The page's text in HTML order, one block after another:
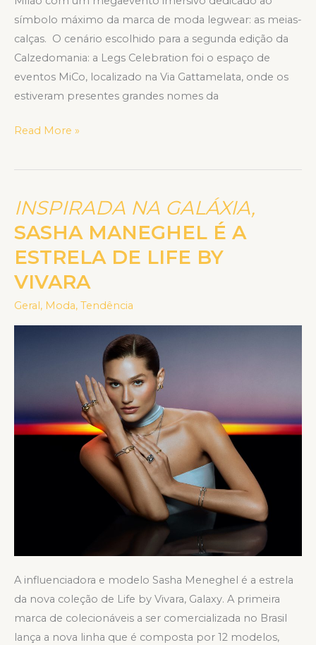
símbolo máximo da marca de moda legwear: as meias-
calças. O cenário escolhido para a segunda edição da
Calzedomania: a Legs Celebration foi o espaço de
eventos MiCo, localizado na Via Gattamelata, onde os
estiveram presentes grandes nomes da
Read More »
INSPIRADA NA GALÁXIA,
SASHA MANEGHEL É A
ESTRELA DE LIFE BY
VIVARA
Geral, Moda, Tendência
A influenciadora e modelo Sasha Meneghel é a estrela
da nova coleção de Life by Vivara, Galaxy. A primeira
marca de colecionáveis a ser comercializada no Brasil
lança a nova linha que é composta por 12 modelos,
INSPIRADA
NA
GALÁXIA,
SASHA
MANEGHEL
É
VIVARA